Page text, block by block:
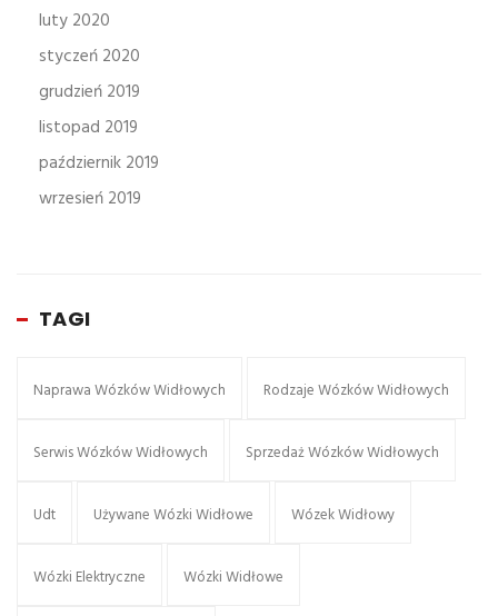
luty 2020
styczeń 2020
grudzień 2019
listopad 2019
październik 2019
wrzesień 2019
TAGI
Naprawa Wózków Widłowych Rodzaje Wózków Widłowych
Serwis Wózków Widłowych Sprzedaż Wózków Widłowych
Udt Używane Wózki Widłowe Wózek Widłowy
Wózki Elektryczne Wózki Widłowe